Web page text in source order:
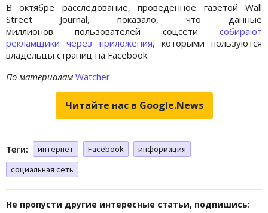
В октябре расследование, проведенное газетой Wall
Street Journal, показало, что данные
миллионов пользователей соцсети собирают
рекламщики через приложения, которыми пользуются
владельцы страниц на Facebook.
По материалам Watcher
Читайте нас в Google.News
Теги: интернет Facebook
информация
социальная сеть
Не пропусти другие интересные статьи, подпишись: